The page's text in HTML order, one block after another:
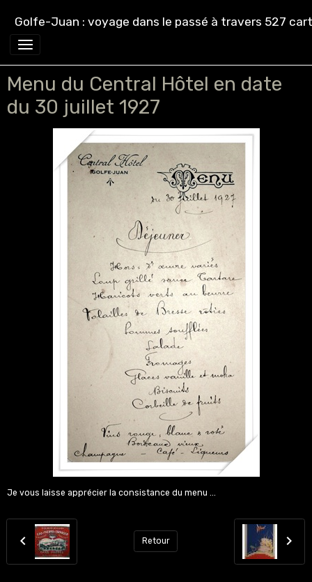
Golfe-Juan : voyage dans le passé à travers 527
Menu du Central Hôtel en date
du 30 juillet 1927
Je vous laisse apprécier la consistance du menu ...
Retour